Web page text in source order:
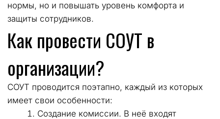
нормы, но и повышать уровень комфорта и
защиты сотрудников.
Как провести СОУТ в
организации?
СОУТ проводится поэтапно, каждый из которых
имеет свои особенности:
Создание комиссии. В неё входят